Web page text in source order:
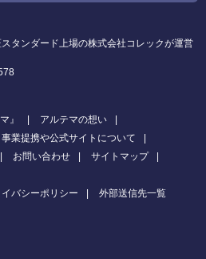
タンダード上場の株式会社コレックが運営
』
アルテマの想い
事業提携や公式サイトについて
お問い合わせ
サイトマップ
イバシーポリシー 外部送信先一覧